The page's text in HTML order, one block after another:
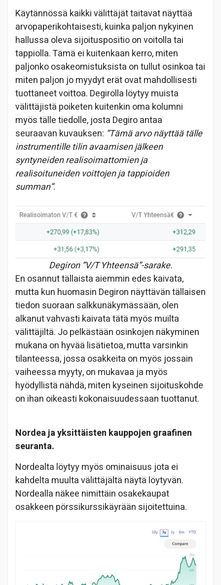
Käytännössä kaikki välittäjät taitavat näyttää
arvopaperikohtaisesti, kuinka paljon nykyinen
hallussa oleva sijoituspositio on voitolla tai
tappiolla. Tämä ei kuitenkaan kerro, miten
paljonko osakeomistuksista on tullut osinkoa tai
miten paljon jo myydyt erät ovat mahdollisesti
tuottaneet voittoa. Degirolla löytyy muista
välittäjistä poiketen kuitenkin oma kolumni
myös tälle tiedolle, josta Degiro antaa
seuraavan kuvauksen: ”Tämä arvo näyttää tälle
instrumentille tilin avaamisen jälkeen
syntyneiden realisoimattomien ja
realisoituneiden voittojen ja tappioiden
summan”.
Degiron ”V/T Yhteensä”-sarake.
En osannut tällaista aiemmin edes kaivata,
mutta kun huomasin Degiron näyttävän tällaisen
tiedon suoraan salkkunäkymässään, olen
alkanut vahvasti kaivata tätä myös muilta
välittäjiltä. Jo pelkästään osinkojen näkyminen
mukana on hyvää lisätietoa, mutta varsinkin
tilanteessa, jossa osakkeita on myös jossain
vaiheessa myyty, on mukavaa ja myös
hyödyllistä nähdä, miten kyseinen sijoituskohde
on ihan oikeasti kokonaisuudessaan tuottanut.
Nordea ja yksittäisten kauppojen graafinen
seuranta.
Nordealta löytyy myös ominaisuus jota ei
kahdelta muulta välittäjältä näytä löytyvän.
Nordealla näkee nimittäin osakekaupat
osakkeen pörssikurssikäyrään sijoitettuina.